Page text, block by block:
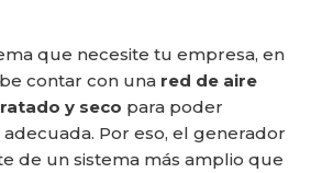
que necesite tu empresa, en
contar con una red de aire
y seco para poder
Por eso, el generador
de un sistema más amplio que